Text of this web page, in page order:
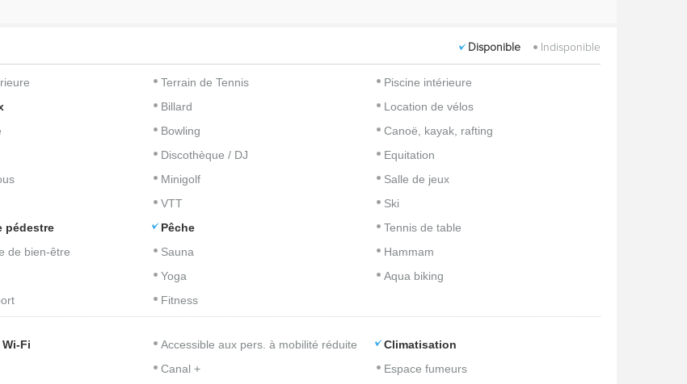
Disponible Indisponible
Terrain de Tennis
Piscine intérieure
Billard
Location de vélos
Bowling
Canoë, kayak, rafting
Discothèque / DJ
Equitation
Minigolf
Salle de jeux
VTT
Ski
pédestre
Pêche
Tennis de table
de bien-être
Sauna
Hammam
Yoga
Aqua biking
Fitness
Fi Accessible aux pers. à mobilité réduite
Climatisation
Canal +
Espace fumeurs